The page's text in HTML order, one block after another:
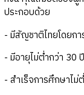
ประกอบด้วย
- มีสัญชาติไทยโดยกา
- มีอายุไม่ต่ำกว่า 30
- สำเร็จการศึกษาไ